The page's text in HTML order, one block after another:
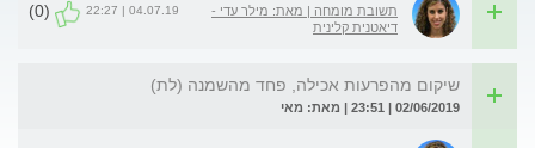
תשובת מומחה | מאת: מילר עדי -
דיאטנית קלינית
04.07.19 | 22:27
(0)
שיקום מהפרעות אכילה, פחד מהשמנה (לת)
02/06/2019 | 23:51 | מאת: מאי